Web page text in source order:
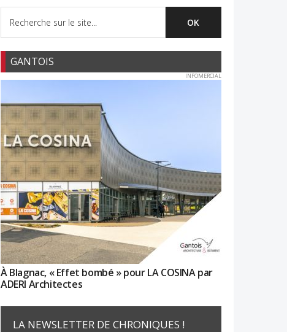
GANTOIS
INFOMERCIAL
À Blagnac, « Effet bombé » pour LA COSINA par
ADERI Architectes
LA NEWSLETTER DE CHRONIQUES !